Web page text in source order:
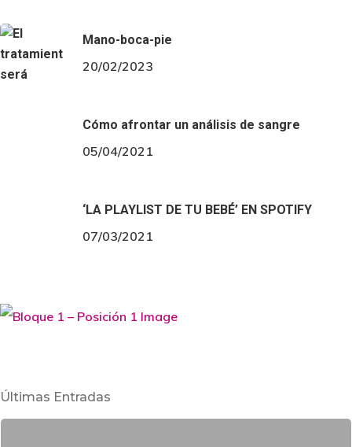
Mano-boca-pie
20/02/2023
Cómo afrontar un análisis de sangre
05/04/2021
‘LA PLAYLIST DE TU BEBÉ’ EN SPOTIFY
07/03/2021
Últimas Entradas